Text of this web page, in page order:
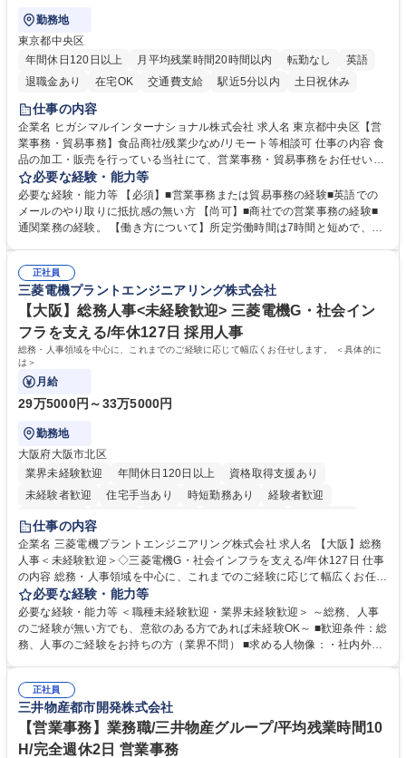
勤務地
東京都中央区
年間休日120日以上
月平均残業時間20時間以内 転勤なし
英語
退職金あり
在宅OK 交通費支給 駅近5分以内 土日祝休み
仕事の内容
企業名 ヒガシマルインターナショナル株式会社 求人名 東京都中央区【営
業事務・貿易事務】食品商社/残業少なめ/リモート等相談可 仕事の内容 食
品の加工・販売を行っている当社にて、営業事務・貿易事務をお任せいた
します。営業社員のサポートポジションとして、受発注から海外工場との
調整まで幅広く対応し、当社事業の根幹を支えていただきます。 ■受発注
業務、請求書発行 ■海外工場とのスケジュール調整 ■在庫管理 ■輸入書類
の確認・作成 ■配送手配 ■通関業者を通して行う輸出入業全般 ■倉庫との
ルプロデュースしているため、商品に関わる全ての業務をサポート頂きま
す。 募集職種 東京都中央区【営業事務・貿易事務】食品商社/残業少なめ/
リモート等相談可
必要な経験・能力等
必要な経験・能力等 【必須】■営業事務または貿易事務の経験■英語での
メールのやり取りに抵抗感の無い方 【尚可】■商社での営業事務の経験■
通関業務の経験。 【働き方について】所定労働時間は7時間と短めで、残
の強み】1991年の設立以来、外食産業を中心としたお客様の多様なニー
ズに沿った冷凍水産物等の生産・輸入・販売を一貫して手掛けています。
自社工場と海外拠点の強固な連携によるワンストップサービスが最大の強
みです。 学歴・資格 学歴：大学院 大学 語学力：英語 資格：
正社員
三菱電機プラントエンジニアリング株式会社
【大阪】総務人事<未経験歓迎> 三菱電機G・社会イン
フラを支える/年休127日 採用人事
総務・人事領域を中心に、これまでのご経験に応じて幅広くお任せします。 ＜具体的に
は＞
月給
29万5000円～33万5000円
勤務地
大阪府大阪市北区
業界未経験歓迎
年間休日120日以上
資格取得支援あり
未経験者歓迎
住宅手当あり 時短勤務あり
経験者歓迎
退職金あり
駅近5分以内
土日祝休み 服装自由 寮・社宅あり 食事補助あり
仕事の内容
企業名 三菱電機プラントエンジニアリング株式会社 求人名 【大阪】総務
人事＜未経験歓迎＞◇三菱電機G・社会インフラを支える/年休127日 仕事
の内容 総務・人事領域を中心に、これまでのご経験に応じて幅広くお任せ
します。 ＜具体的には＞ ・総務/人事労務（給与・社保・勤怠管理など）
・採用・教育研修 ・福利厚生運用 など ※基本的には事務所勤務ですが、
採用や教育等の業務内容により、関西圏以外への日帰り・宿泊を伴う国内
出張もございます。 ※担当業務を持ちつつ、お互いに助け合いながら、総
必要な経験・能力等
必要な経験・能力等 ＜職種未経験歓迎・業界未経験歓迎＞ ～総務、人事
のご経験が無い方でも、意欲のある方であれば未経験OK～ ■歓迎条件：総
務、人事のご経験をお持ちの方（業界不問） ■求める人物像：・社内外の
正社員
三井物産都市開発株式会社
【営業事務】業務職/三井物産グループ/平均残業時間10
H/完全週休2日 営業事務